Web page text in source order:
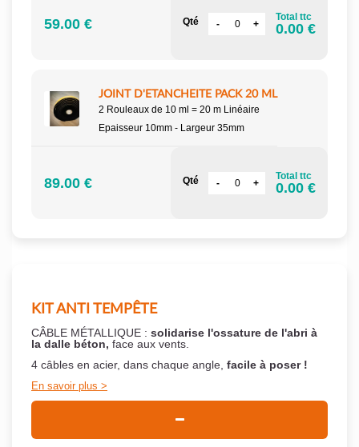
59.00 € Qté Total ttc
0.00 €
JOINT D'ETANCHEITE PACK 20 ML
2 Rouleaux de 10 ml = 20 m Linéaire
Epaisseur 10mm - Largeur 35mm
89.00 € Qté Total ttc
0.00 €
KIT ANTI TEMPÊTE
CÂBLE MÉTALLIQUE : solidarise l'ossature de l'abri à
la dalle béton, face aux vents.
4 câbles en acier, dans chaque angle, facile à poser !
En savoir plus